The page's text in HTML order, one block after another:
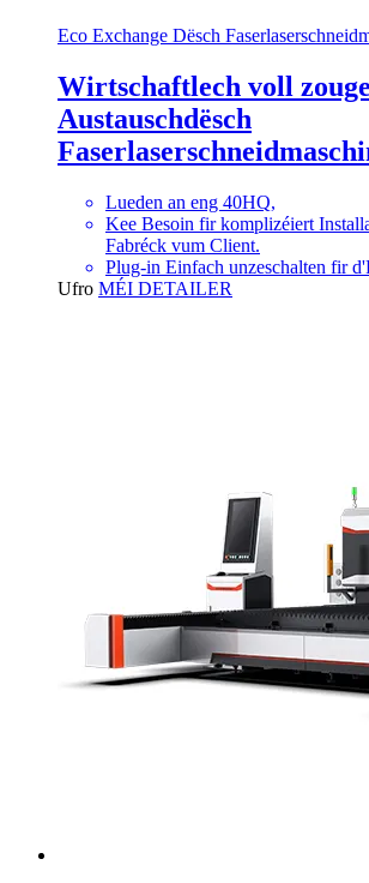
Eco Exchange Dësch
Wirtschaftlech voll
Austauschdësch
Lueden an eng 40HQ,
Kee Besoin fir komplizéiert
Fabréck vum Client.
Plug-in Einfach unzeschalten fir
Ufro MÉI DETAILER